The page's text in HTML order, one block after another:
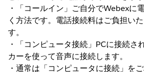
・「コールイン」ご自分でWebexに
く方法です。電話接続料はご負担い
す。
・「コンピュータ接続」PCに接続さ
カーを使って音声に接続します。
・通常は「コンピュータに接続」をご